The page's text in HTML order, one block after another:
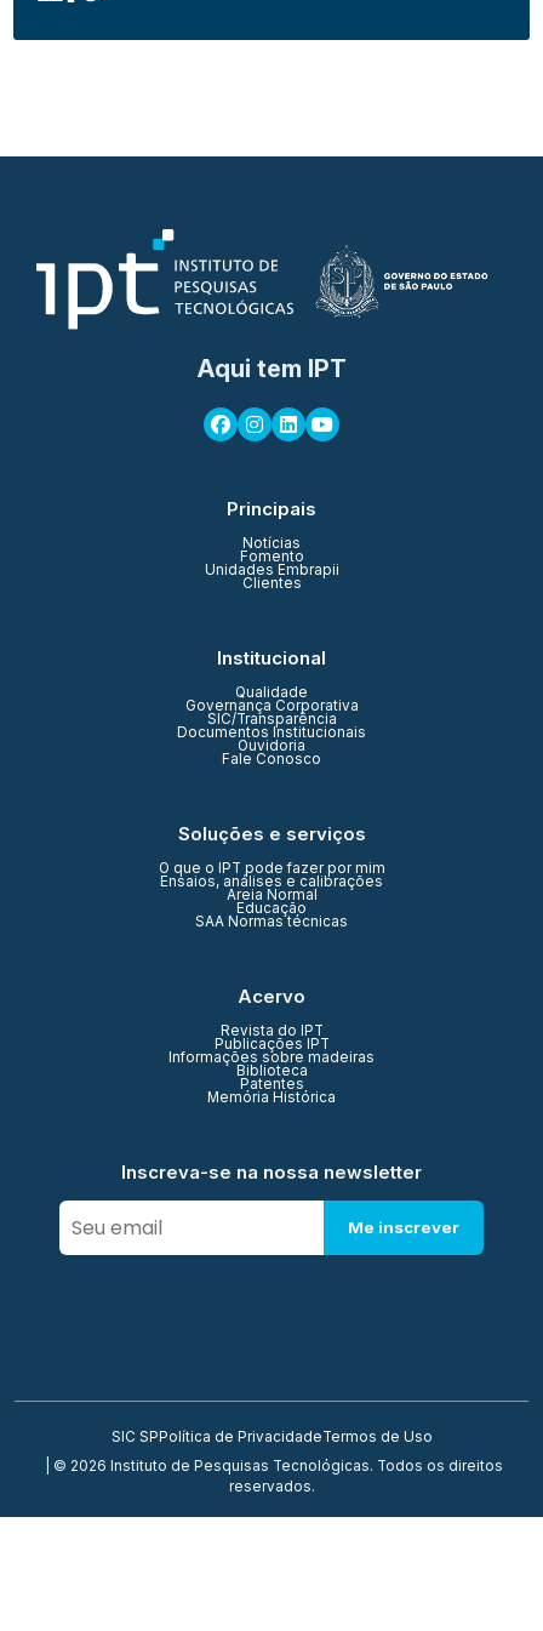
Aqui tem IPT
Principais
Notícias
Fomento
Unidades Embrapii
Clientes
Institucional
Qualidade
Governança Corporativa
SIC/Transparência
Documentos Institucionais
Ouvidoria
Fale Conosco
Soluções e serviços
O que o IPT pode fazer por mim
Ensaios, análises e calibrações
Areia Normal
Educação
SAA Normas técnicas
Acervo
Revista do IPT
Publicações IPT
Informações sobre madeiras
Biblioteca
Patentes
Memória Histórica
Inscreva-se na nossa newsletter
Me inscrever
SIC SP Política de PrivacidadeTermos de Uso
| © 2026 Instituto de Pesquisas Tecnológicas. Todos os direitos
reservados.